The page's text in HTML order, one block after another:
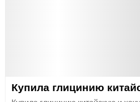
Купила глицинию